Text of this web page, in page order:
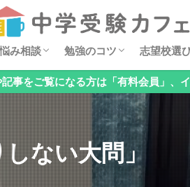
典
み相談
浪京子メッセージ
ンライン相談会
悩みQ&A
勉強のコツ
算数の勉強法
親子でチェック！基礎の
国語の勉強法
理科の勉強法
公立中高一貫校の対策
オススメ学習漫画
志望校選
過去問
中学・
る方は「有料会員」、イベント予約
ない大問」
典
浪京子メッセージ
ンライン相談会
悩みQ&A 算数の勉強法
親子でチェック！基礎の
国語の勉強法
理科の勉強法
公立中高一貫校の対策
オススメ学習漫画
検索